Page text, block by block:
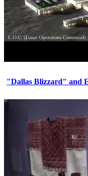
"Dallas Blizzard" and